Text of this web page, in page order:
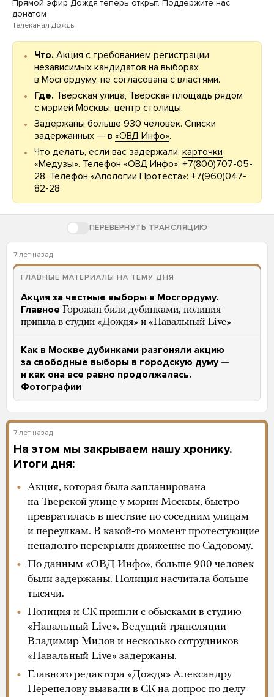
Прямой эфир Дождя теперь открыт. Поддержите нас
донатом
Телеканал Дождь
Что. Акция с требованием регистрации
независимых кандидатов на выборах
в Мосгордуму, не согласована с властями.
Где. Тверская улица, Тверская площадь рядом
с мэрией Москвы, центр столицы.
Задержаны больше 930 человек. Списки
задержанных — в «ОВД Инфо».
Что делать, если вас задержали: карточки
«Медузы». Телефон «ОВД Инфо»: +7(800)707-05-
28. Телефон «Апологии Протеста»: +7(960)047-
82-28
ПЕРЕВЕРНУТЬ ТРАНСЛЯЦИЮ
7 лет назад
ГЛАВНЫЕ МАТЕРИАЛЫ НА ТЕМУ ДНЯ
Акция за честные выборы в Мосгордуму.
Главное Горожан били дубинками, полиция
пришла в студии «Дождя» и «Навальный Live»
Как в Москве дубинками разгоняли акцию
за свободные выборы в городскую думу —
и как она все равно продолжалась.
Фотографии
7 лет назад
На этом мы закрываем нашу хронику.
Итоги дня:
Акция, которая была запланирована
на Тверской улице у мэрии Москвы, быстро
превратилась в шествие по соседним улицам
и переулкам. В какой-то момент протестующие
ненадолго перекрыли движение по Садовому.
По данным «ОВД Инфо», больше 900 человек
были задержаны. Полиция насчитала больше
тысячи.
Полиция и СК пришли с обысками в студию
«Навальный Live». Ведущий трансляции
Владимир Милов и несколько сотрудников
«Навальный Live» задержаны.
Главного редактора «Дождя» Александру
Перепелову вызвали в СК на допрос по делу